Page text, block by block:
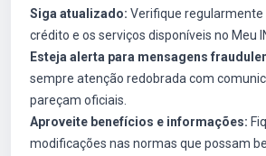
Siga atualizado: Verifique regularmente
crédito e os serviços disponíveis no Meu
Esteja alerta para mensagens
sempre atenção redobrada com
pareçam oficiais.
Aproveite benefícios e informações:
modificações nas normas que possam